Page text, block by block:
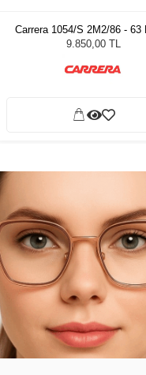
Carrera 1054/S 2M2/86 - 63
Güneş Gözlüğü
9.850,00 TL